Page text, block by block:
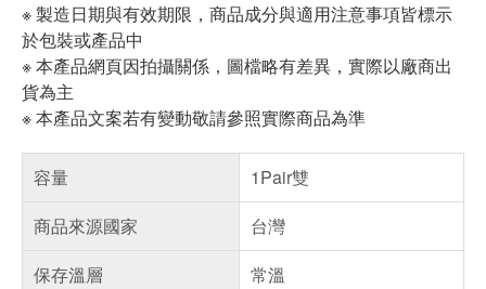
※ 製造日期與有效期限，商品成分與適用注意事項皆標示
於包裝或產品中
※ 本產品網頁因拍攝關係，圖檔略有差異，實際以廠商出
貨為主
※ 本產品文案若有變動敬請參照實際商品為準
容量
1Pair雙
商品來源國家
台灣
保存溫層
常溫